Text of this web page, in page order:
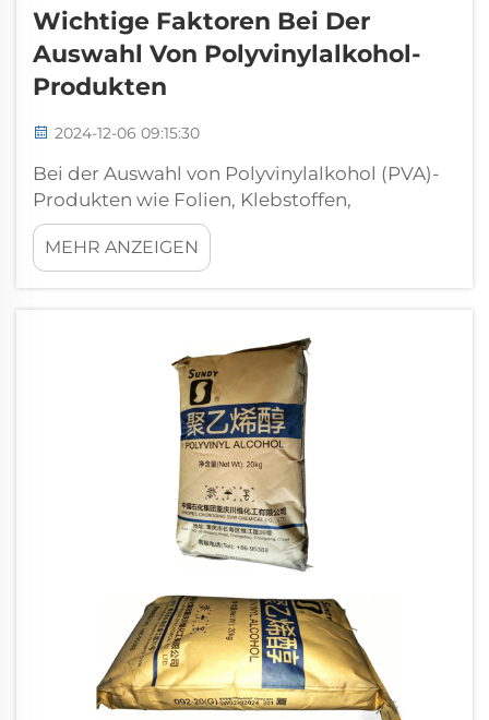
Wichtige Faktoren Bei Der
Auswahl Von Polyvinylalkohol-
Produkten
2024-12-06 09:15:30
Bei der Auswahl von Polyvinylalkohol (PVA)-
Produkten wie Folien, Klebstoffen,
Beschichtungen und anderen
Polyvinylalkohol-Produkten ist es sehr
wichtig, die Gewichtsfaktoren zu verstehen,
Polyvinyl ist ein...
MEHR ANZEIGEN